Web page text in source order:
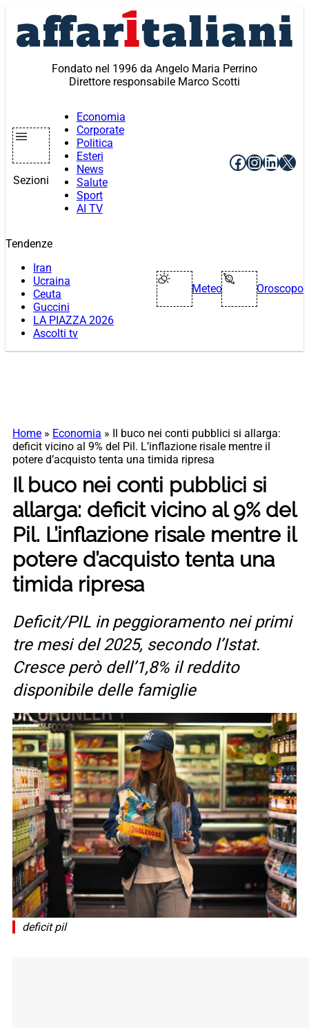
contenuto
Fondato nel 1996 da Angelo Maria Perrino
Direttore responsabile Marco Scotti
Sezioni
Economia
Corporate
Politica
Esteri
News
Salute
Sport
AI TV
Facebook
X
Tendenze
Iran
Ucraina
Ceuta
Guccini
LA PIAZZA 2026
Ascolti tv
Meteo Oroscopo
Home » Economia »
Il buco nei conti pubblici si allarga:
deficit vicino al 9% del Pil. L’inflazione risale mentre il
potere d’acquisto tenta una timida ripresa
Il buco nei conti pubblici si
allarga: deficit vicino al 9% del
Pil. L’inflazione risale mentre il
potere d’acquisto tenta una
timida ripresa
Deficit/PIL in peggioramento nei primi
tre mesi del 2025, secondo l’Istat.
Cresce però dell’1,8% il reddito
disponibile delle famiglie
deficit pil